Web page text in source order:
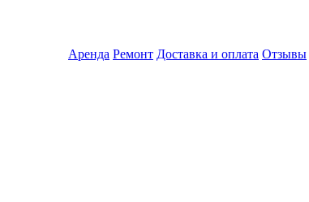
Аренда Ремонт Доставка и оплата Отзывы